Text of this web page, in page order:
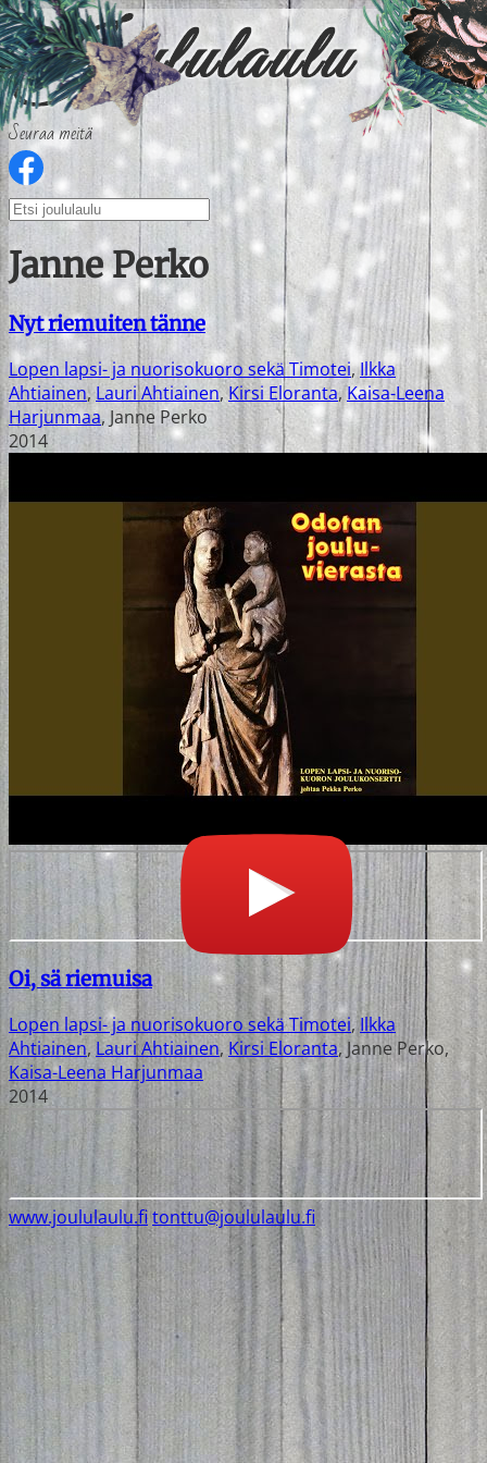
Seuraa meitä
Janne Perko
Nyt riemuiten tänne
Lopen lapsi- ja nuorisokuoro sekä Timotei,Ilkka
Ahtiainen,Lauri Ahtiainen,Kirsi Eloranta,Kaisa-Leena
Harjunmaa, Janne Perko
2014
Oi, sä riemuisa
Lopen lapsi- ja nuorisokuoro sekä Timotei,Ilkka
Ahtiainen,Lauri Ahtiainen,Kirsi Eloranta,Janne Perko,
Kaisa-Leena Harjunmaa
2014
www.joululaulu.fitonttu@joululaulu.fi